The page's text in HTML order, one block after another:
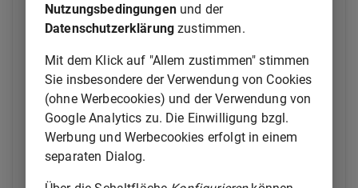
Ist ein Beschluss ungerechtfertigt, durch den jemand
die Fähigkeit oder die Befugnis erlangt, ein
Rechtsgeschäft vorzunehmen oder eine
Willenserklärung entgegenzunehmen, hat die
Aufhebung des Beschlusses auf die Wirksamkeit der
inzwischen von ihm oder ihm gegenüber
vorgenommenen Rechtsgeschäfte keinen Einfluss,
soweit der Beschluss nicht von Anfang an
Nutzungsbedingungenund der
Datenschutzerklärung zustimmen.
Mit dem Klick auf "Allem zustimmen" stimmen
Sie insbesondere der Verwendung von Cookies
(ohne Werbecookies) und der Verwendung von
Google Analytics zu. Die Einwilligung bzgl.
Werbung und Werbecookies erfolgt in einem
separaten Dialog.